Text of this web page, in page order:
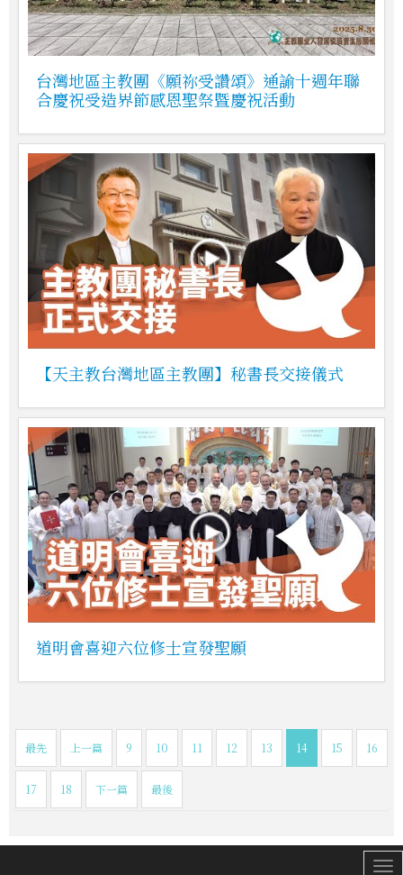
台灣地區主教團《願祢受讚頌》通諭十週年聯
合慶祝受造界節感恩聖祭暨慶祝活動
【天主教台灣地區主教團】秘書長交接儀式
道明會喜迎六位修士宣發聖願
最先 上一篇 9 10 11 12 13 14 15 16
17 18 下一篇 最後